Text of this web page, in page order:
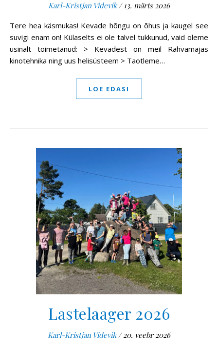
Karl-Kristjan Videvik / 13. märts 2026
Tere hea käsmukas! Kevade hõngu on õhus ja kaugel see
suvigi enam on! Külaselts ei ole talvel tukkunud, vaid oleme
usinalt toimetanud: > Kevadest on meil Rahvamajas
kinotehnika ning uus helisüsteem > Taotleme…
LOE EDASI
Lastelaager 2026
Karl-Kristjan Videvik / 20. veebr 2026